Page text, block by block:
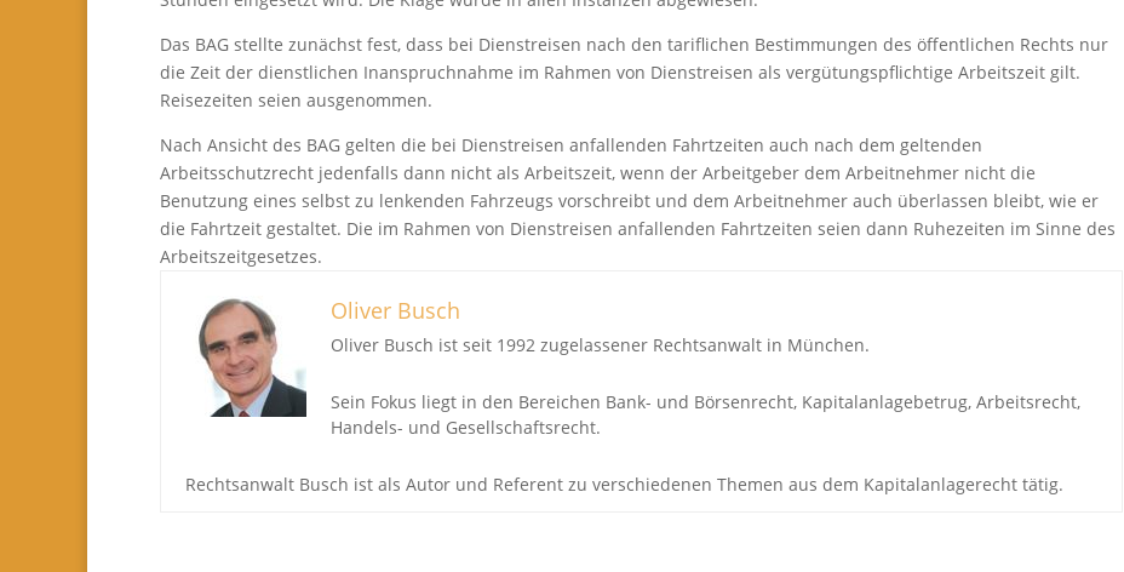
Das BAG stellte zunächst fest, dass bei Dienstreisen nach den tariflichen Bestimmungen des öffentlichen Rechts nur
die Zeit der dienstlichen Inanspruchnahme im Rahmen von Dienstreisen als vergütungspflichtige Arbeitszeit gilt.
Reisezeiten seien ausgenommen.
Nach Ansicht des BAG gelten die bei Dienstreisen anfallenden Fahrtzeiten auch nach dem geltenden
Arbeitsschutzrecht jedenfalls dann nicht als Arbeitszeit, wenn der Arbeitgeber dem Arbeitnehmer nicht die
Benutzung eines selbst zu lenkenden Fahrzeugs vorschreibt und dem Arbeitnehmer auch überlassen bleibt, wie er
die Fahrtzeit gestaltet. Die im Rahmen von Dienstreisen anfallenden Fahrtzeiten seien dann Ruhezeiten im Sinne des
Arbeitszeitgesetzes.
Oliver Busch
Oliver Busch ist seit 1992 zugelassener Rechtsanwalt in München.
Sein Fokus liegt in den Bereichen Bank- und Börsenrecht, Kapitalanlagebetrug, Arbeitsrecht,
Handels- und Gesellschaftsrecht.
Rechtsanwalt Busch ist als Autor und Referent zu verschiedenen Themen aus dem Kapitalanlagerecht tätig.